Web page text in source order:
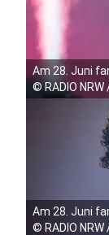
Am 28. Juni
© RADIO
Am 28. Juni
© RADIO